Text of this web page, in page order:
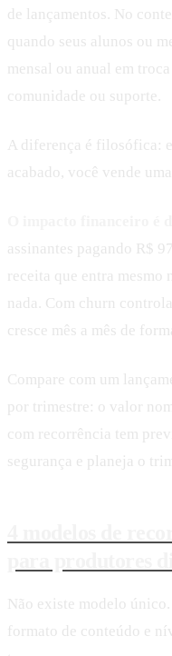
de lançamentos. No
quando seus alunos ou
mensal ou anual em
comunidade ou suporte.
A diferença é filosófica:
acabado, você vende
assinantes pagando R$
receita que entra mesmo
nada. Com churn
cresce mês a mês de
Compare com um
por trimestre: o valor
com recorrência tem
segurança e planeja o
Não existe modelo
formato de conteúdo e